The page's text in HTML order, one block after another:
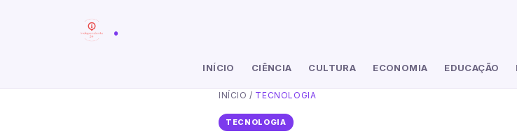
.
INÍCIO CIÊNCIA CULTURA ECONOMIA EDUCAÇÃO
INÍCIO / TECNOLOGIA
TECNOLOGIA